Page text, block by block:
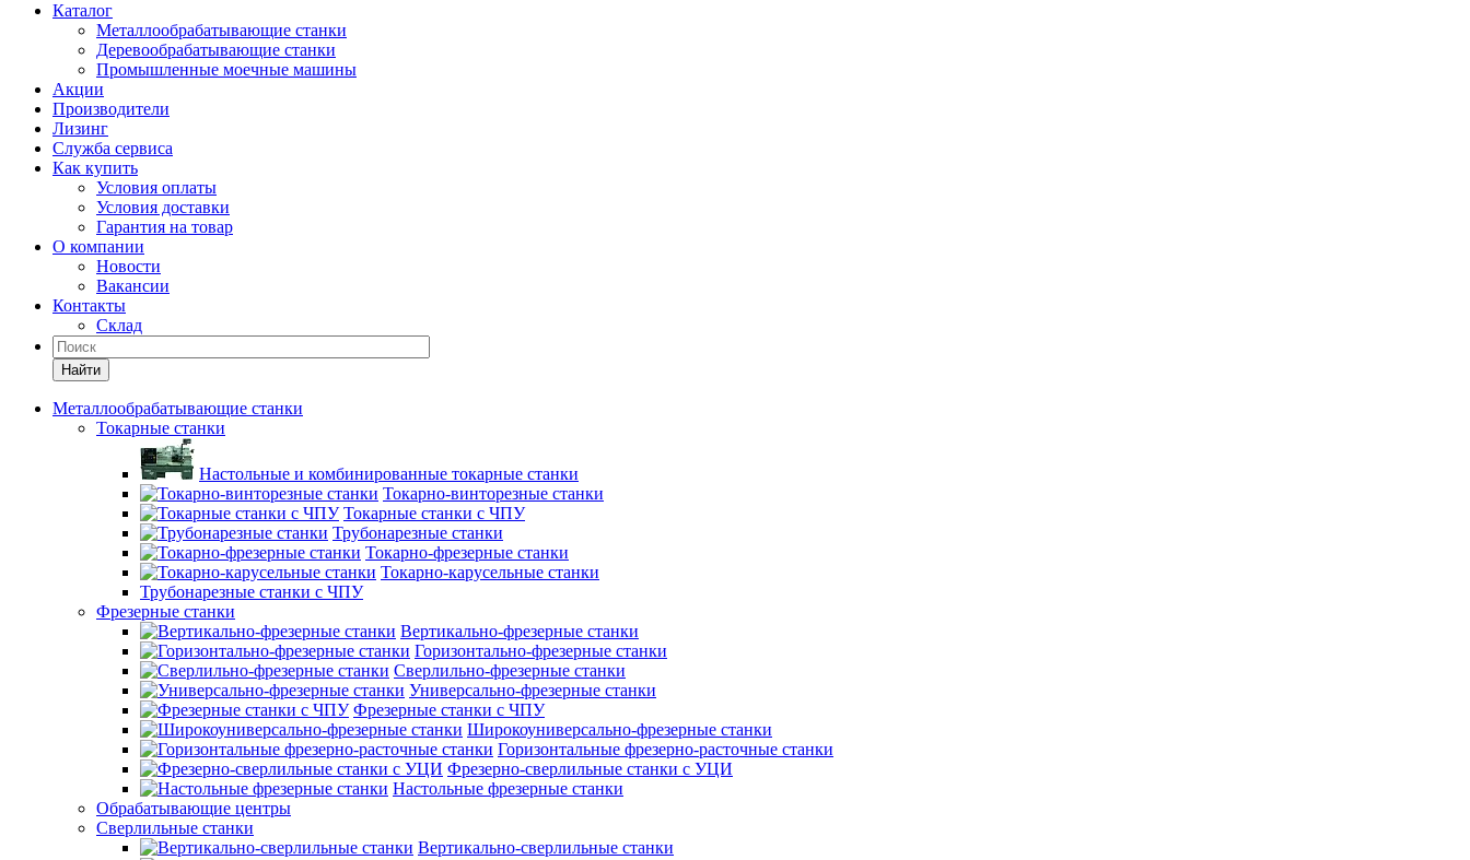
Каталог
Металлообрабатывающие станки
Деревообрабатывающие станки
Промышленные моечные машины
Акции
Производители
Лизинг
Служба сервиса
Как купить
Условия оплаты
Условия доставки
Гарантия на товар
О компании
Новости
Вакансии
Контакты
Склад
Найти
Металлообрабатывающие станки
Токарные станки
Настольные и комбинированные токарные станки
Токарно-винторезные станки
Токарные станки с ЧПУ
Трубонарезные станки
Токарно-фрезерные станки
Токарно-карусельные станки
Трубонарезные станки с ЧПУ
Фрезерные станки
Вертикально-фрезерные станки
Горизонтально-фрезерные станки
Сверлильно-фрезерные станки
Универсально-фрезерные станки
Фрезерные станки с ЧПУ
Широкоуниверсально-фрезерные станки
Горизонтальные фрезерно-расточные станки
Фрезерно-сверлильные станки с УЦИ
Настольные фрезерные станки
Обрабатывающие центры
Сверлильные станки
Вертикально-сверлильные станки